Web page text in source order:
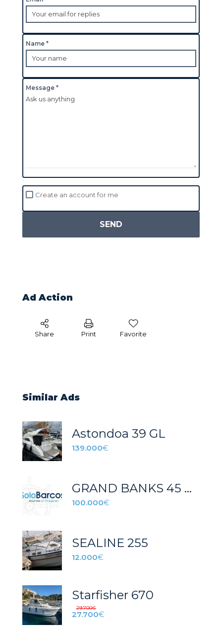
Name *
Message *
Create an account for me
SEND
Ad Action
Share Print Favorite
Similar Ads
Astondoa 39 GL
139.000€
GRAND BANKS 45 ALASKAN
100.000€
SEALINE 255
12.000€
Starfisher 670
29.700€
27.700€